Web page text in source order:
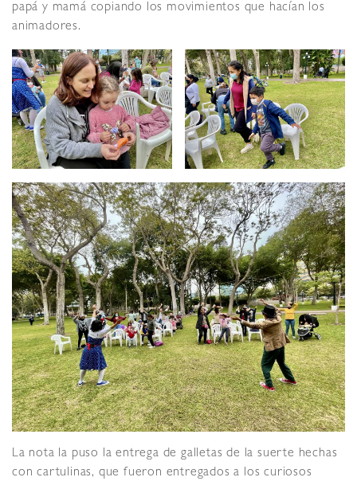
papá y mamá copiando los movimientos que hacían los
animadores.
La nota la puso la entrega de galletas de la suerte hechas
con cartulinas, que fueron entregados a los curiosos